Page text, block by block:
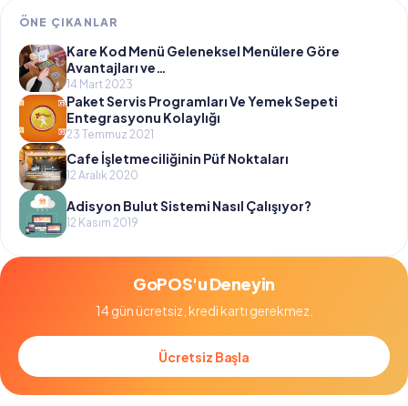
ÖNE ÇIKANLAR
Kare Kod Menü Geleneksel Menülere Göre
Avantajları ve…
14 Mart 2023
Paket Servis Programları Ve Yemek Sepeti
Entegrasyonu Kolaylığı
23 Temmuz 2021
Cafe İşletmeciliğinin Püf Noktaları
12 Aralık 2020
Adisyon Bulut Sistemi Nasıl Çalışıyor?
12 Kasım 2019
GoPOS'u Deneyin
14 gün ücretsiz, kredi kartı gerekmez.
Ücretsiz Başla